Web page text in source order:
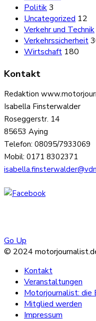
Politik3
Uncategorized 12
Verkehr und Technik
Verkehrssicherheit
Wirtschaft 180
Kontakt
Redaktion
Isabella Finsterwalder
Roseggerstr. 14
85653 Aying
Telefon: 08095/7933069
Mobil: 0171 8302371
Go Up
© 2024
Kontakt
Veranstaltungen
Motorjournalist:
Mitglied werden
Impressum